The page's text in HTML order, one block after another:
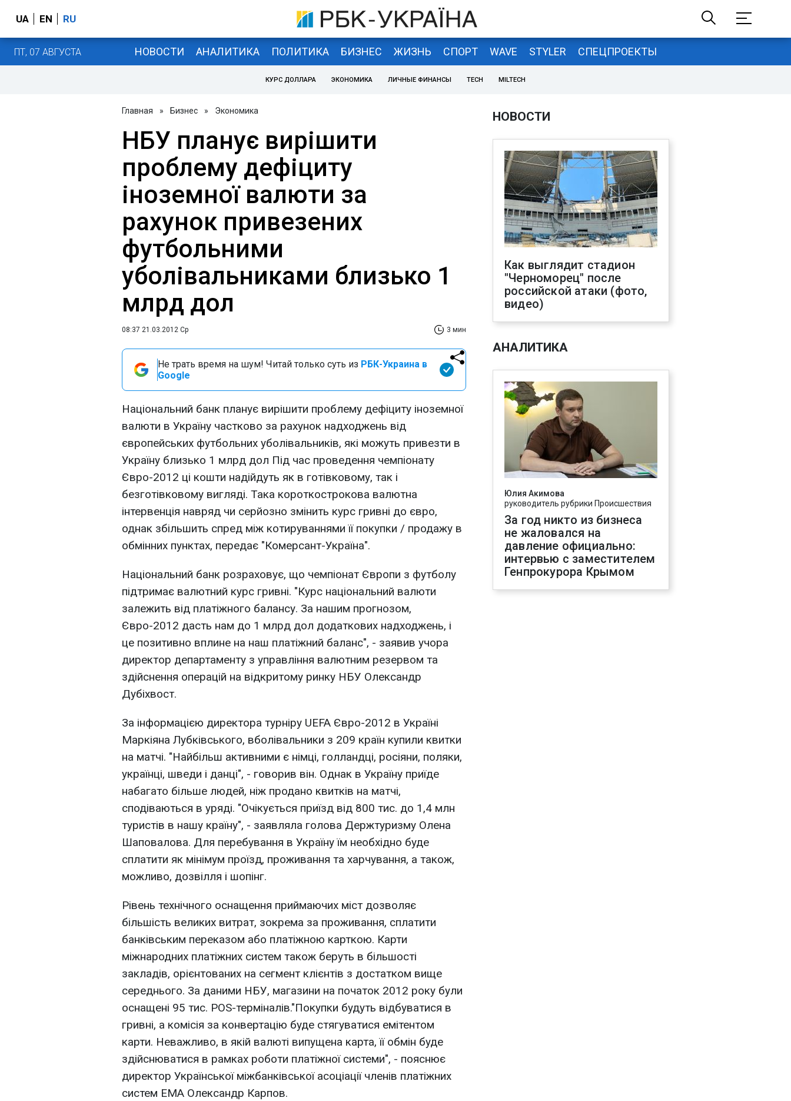
UA EN RU
ПТ, 07 АВГУСТА НОВОСТИ АНАЛИТИКА ПОЛИТИКА БИЗНЕС ЖИЗНЬ СПОРТ WAVE STYLER СПЕЦПРОЕКТЫ
КУРС ДОЛЛАРА ЭКОНОМИКА ЛИЧНЫЕ ФИНАНСЫ TECH MILTECH
Главная » Бизнес » Экономика
НБУ планує вирішити
проблему дефіциту
іноземної валюти за
рахунок привезених
футбольними
уболівальниками близько 1
млрд дол
08:37 21.03.2012 Ср 3 мин
Не трать время на шум! Читай только суть из РБК-Украина в
Google
Національний банк планує вирішити проблему дефіциту іноземної
валюти в Україну частково за рахунок надходжень від
європейських футбольних уболівальників, які можуть привезти в
Україну близько 1 млрд дол Під час проведення чемпіонату
Євро-2012 ці кошти надійдуть як в готівковому, так і
безготівковому вигляді. Така короткострокова валютна
інтервенція навряд чи серйозно змінить курс гривні до євро,
однак збільшить спред між котируваннями її покупки / продажу в
обмінних пунктах, передає "Комерсант-Україна".
Національний банк розраховує, що чемпіонат Європи з футболу
підтримає валютний курс гривні. "Курс національний валюти
залежить від платіжного балансу. За нашим прогнозом,
Євро-2012 дасть нам до 1 млрд дол додаткових надходжень, і
це позитивно вплине на наш платіжний баланс", - заявив учора
директор департаменту з управління валютним резервом та
здійснення операцій на відкритому ринку НБУ Олександр
Дубіхвост.
За інформацією директора турніру UEFA Євро-2012 в Україні
Маркіяна Лубківського, вболівальники з 209 країн купили квитки
на матчі. "Найбільш активними є німці, голландці, росіяни, поляки,
українці, шведи і данці", - говорив він. Однак в Україну приїде
набагато більше людей, ніж продано квитків на матчі,
сподіваються в уряді. "Очікується приїзд від 800 тис. до 1,4 млн
туристів в нашу країну", - заявляла голова Держтуризму Олена
Шаповалова. Для перебування в Україну їм необхідно буде
сплатити як мінімум проїзд, проживання та харчування, а також,
можливо, дозвілля і шопінг.
Рівень технічного оснащення приймаючих міст дозволяє
більшість великих витрат, зокрема за проживання, сплатити
банківським переказом або платіжною карткою. Карти
міжнародних платіжних систем також беруть в більшості
закладів, орієнтованих на сегмент клієнтів з достатком вище
середнього. За даними НБУ, магазини на початок 2012 року були
оснащені 95 тис. POS-терміналів."Покупки будуть відбуватися в
гривні, а комісія за конвертацію буде стягуватися емітентом
карти. Неважливо, в якій валюті випущена карта, її обмін буде
здійснюватися в рамках роботи платіжної системи", - пояснює
директор Української міжбанківської асоціації членів платіжних
систем ЕМА Олександр Карпов.
НОВОСТИ
Как выглядит стадион
"Черноморец" после
российской атаки (фото,
видео)
АНАЛИТИКА
Юлия Акимова
руководитель рубрики Происшествия
За год никто из бизнеса
не жаловался на
давление официально:
интервью с заместителем
Генпрокурора Крымом